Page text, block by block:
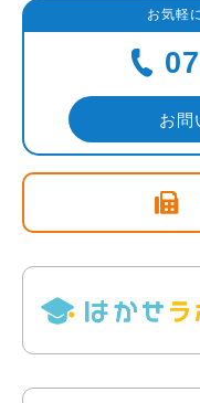
お気軽
お問